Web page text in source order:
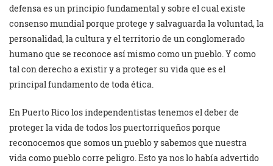
defensa es un principio fundamental y sobre el cual existe
consenso mundial porque protege y salvaguarda la voluntad, la
personalidad, la cultura y el territorio de un conglomerado
humano que se reconoce así mismo como un pueblo. Y como
tal con derecho a existir y a proteger su vida que es el
principal fundamento de toda ética.
En Puerto Rico los independentistas tenemos el deber de
proteger la vida de todos los puertorriqueños porque
reconocemos que somos un pueblo y sabemos que nuestra
vida como pueblo corre peligro. Esto ya nos lo había advertido